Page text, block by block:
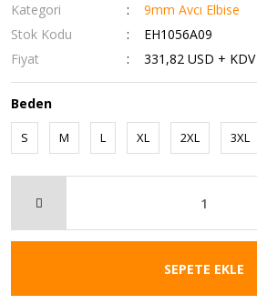
Kategori
9mm Avcı Elbise
Stok Kodu
EH1056A09
Fiyat
331,82 USD + KDV
Beden
S M L XL 2XL 3XL
SEPETE EKLE